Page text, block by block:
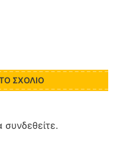
ΣΧΌΛΙΟ
συνδεθείτε.